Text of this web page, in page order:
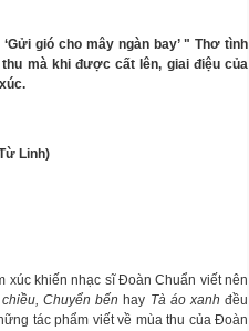
‘Gửi gió cho mây ngàn bay’ " Thơ tình
mà khi được cất lên, giai điệu của
Linh)
xúc khiến nhạc sĩ Đoàn Chuẩn viết nên
Chuyển bến hay Tà áo xanh đều
tác phẩm viết về mùa thu của Đoàn